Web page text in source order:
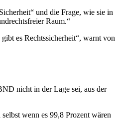
und die Frage, wie sie in
Raum.“
es Rechtssicherheit“, warnt von
nicht in der Lage sei, aus der
wenn es 99,8 Prozent wären